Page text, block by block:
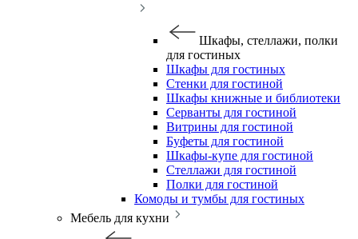
Шкафы, стеллажи, полки
для гостиных
Шкафы для гостиных
Стенки для гостиной
Шкафы книжные и библиотеки
Серванты для гостиной
Витрины для гостиной
Буфеты для гостиной
Шкафы-купе для гостиной
Стеллажи для гостиной
Полки для гостиной
Комоды и тумбы для гостиных
Мебель для кухни